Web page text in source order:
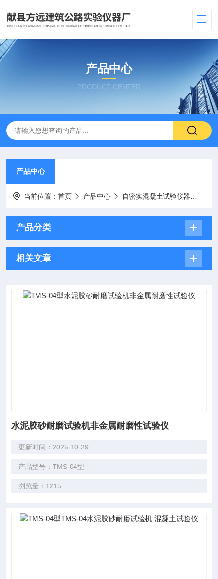
产品中心
PRODUCT CENTER
产品中心
当前位置：首页 产品中心 自密实混凝土试验仪器
产品分类
相关文章
水泥胶砂耐磨试验机非金属耐磨性试验仪
更新时间：2025-10-29
产品型号：TMS-04型
浏览量：1215